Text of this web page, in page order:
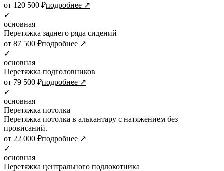
от 120 500 ₽подробнее ↗
✓
основная
Перетяжка заднего ряда сидений
от 87 500 ₽подробнее ↗
✓
основная
Перетяжка подголовников
от 79 500 ₽подробнее ↗
✓
основная
Перетяжка потолка
Перетяжка потолка в алькантару с натяжением без
провисаний.
от 22 000 ₽подробнее ↗
✓
основная
Перетяжка центрального подлокотника